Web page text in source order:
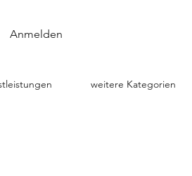
Anmelden
weitere Kategorien